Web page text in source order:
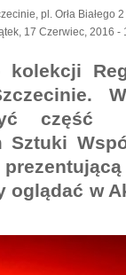
pl. Orła Białego 2
17 Czerwiec, 2016 -
część
Sztuki
oglądać w